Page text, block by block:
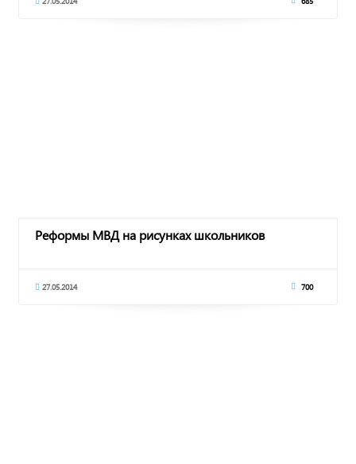
Реформы МВД на рисунках школьников
27.05.2014 700